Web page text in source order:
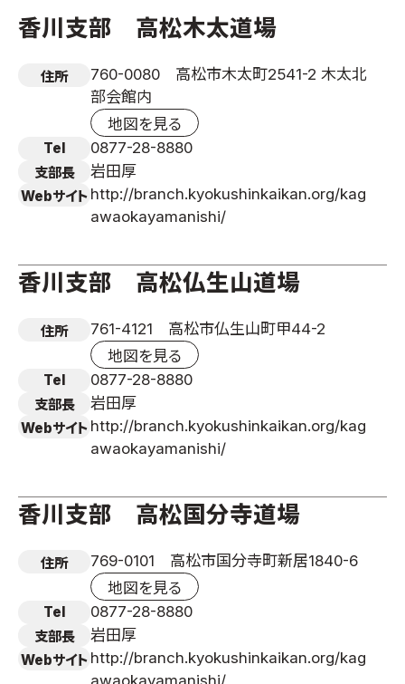
香川支部 高松木太道場
住所
760-0080 高松市木太町2541-2 木太北
部会館内
地図を見る
Tel 0877-28-8880
支部長 岩田厚
Webサイト http://branch.kyokushinkaikan.org/kag
awaokayamanishi/
香川支部 高松仏生山道場
住所
761-4121 高松市仏生山町甲44-2
地図を見る
Tel 0877-28-8880
支部長 岩田厚
Webサイト http://branch.kyokushinkaikan.org/kag
awaokayamanishi/
香川支部 高松国分寺道場
住所
769-0101 高松市国分寺町新居1840-6
地図を見る
Tel 0877-28-8880
支部長 岩田厚
Webサイト http://branch.kyokushinkaikan.org/kag
awaokayamanishi/